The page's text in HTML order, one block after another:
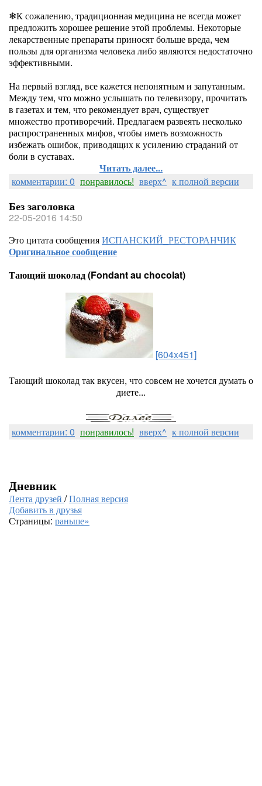
❄К сожалению, традиционная медицина не всегда может
предложить хорошее решение этой проблемы. Некоторые
лекарственные препараты приносят больше вреда, чем
пользы для организма человека либо являются недостаточно
эффективными.
На первый взгляд, все кажется непонятным и запутанным.
Между тем, что можно услышать по телевизору, прочитать
в газетах и тем, что рекомендует врач, существует
множество противоречий. Предлагаем развеять несколько
распространенных мифов, чтобы иметь возможность
избежать ошибок, приводящих к усилению страданий от
боли в суставах.
Читать далее...
комментарии: 0 понравилось! вверх^ к полной версии
Без заголовка
22-05-2016 14:50
Это цитата сообщенияИСПАНСКИЙ_РЕСТОРАНЧИК
Оригинальное сообщение
Тающий шоколад (Fondant au chocolat)
[604x451]
Тающий шоколад так вкусен, что совсем не хочется думать о
диете...
комментарии: 0 понравилось! вверх^ к полной версии
Дневник
Лента друзей /Полная версия
Добавить в друзья
Страницы: раньше»